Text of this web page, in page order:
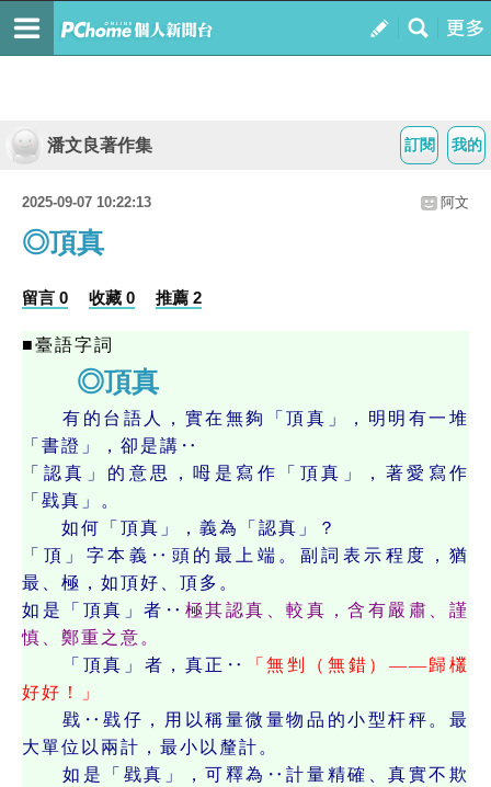
我的
訂閱
潘文良著作集
2025-09-07 10:22:13 阿文
◎頂真
留言 0 收藏 0 推薦 2
■臺語字詞
◎頂真
有的台語人，實在無夠「頂真」，明明有一堆
「書證」，卻是講‥
「認真」的意思，呣是寫作「頂真」，著愛寫作
「戥真」。
如何「頂真」，義為「認真」？
「頂」字本義‥頭的最上端。副詞表示程度，猶
最、極，如頂好、頂多。
如是「頂真」者‥ 極其認真、較真，含有嚴肅、謹
慎、鄭重之意。
「頂真」者，真正‥
「無剉（無錯）——歸欉
好好！」
戥‥戥仔，用以稱量微量物品的小型杆秤。最
大單位以兩計，最小以釐計。
如是「戥真」，可釋為‥計量精確、真實不欺